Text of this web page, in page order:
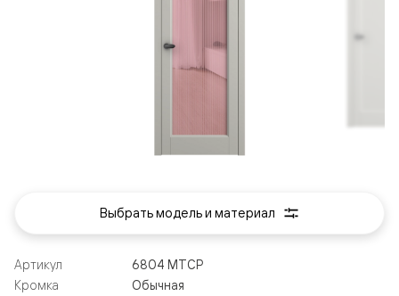
Артикул
6804 МТСР
Кромка
Обычная
Выбрать модель и материал